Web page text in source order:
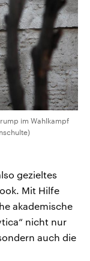
im Wahlkampf
gezieltes
Mit Hilfe
akademische
nicht nur
auch die